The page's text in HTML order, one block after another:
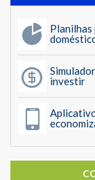
Planilhas
investir